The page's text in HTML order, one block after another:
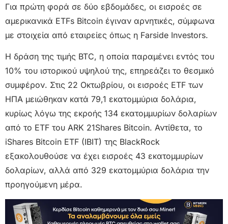
Για πρώτη φορά σε δύο εβδομάδες, οι εισροές σε
αμερικανικά ETFs Bitcoin έγιναν αρνητικές, σύμφωνα
με στοιχεία από εταιρείες όπως η Farside Investors.
Η δράση της τιμής BTC, η οποία παραμένει εντός του
10% του ιστορικού υψηλού της, επηρεάζει το θεσμικό
συμφέρον. Στις 22 Οκτωβρίου, οι εισροές ETF των
ΗΠΑ μειώθηκαν κατά 79,1 εκατομμύρια δολάρια,
κυρίως λόγω της εκροής 134 εκατομμυρίων δολαρίων
από το ETF του ARK 21Shares Bitcoin. Αντίθετα, το
iShares Bitcoin ETF (IBIT) της BlackRock
εξακολουθούσε να έχει εισροές 43 εκατομμυρίων
δολαρίων, αλλά από 329 εκατομμύρια δολάρια την
προηγούμενη μέρα.